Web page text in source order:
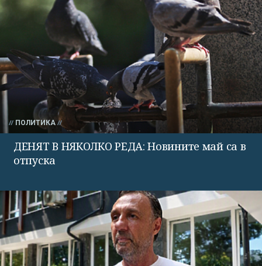
ПОЛИТИКА
ДЕНЯТ В НЯКОЛКО РЕДА: Новините май са в
отпуска